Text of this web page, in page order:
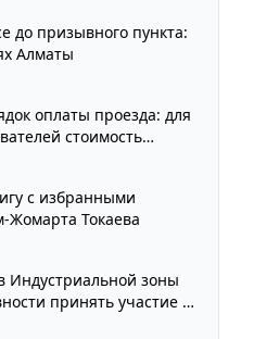
до призывного пункта:
Алматы
оплаты проезда: для
стоимость
с избранными
Токаева
Индустриальной зоны
принять участие в